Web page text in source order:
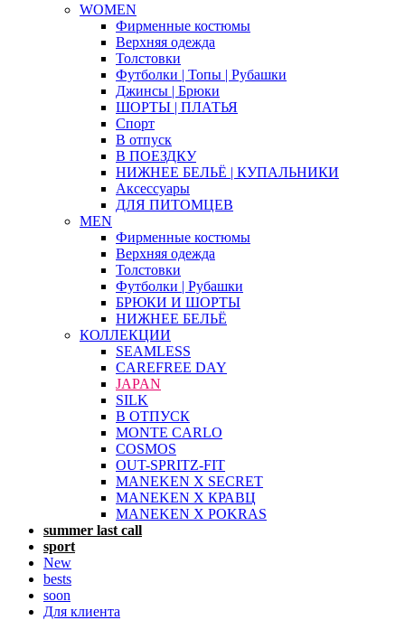
WOMEN
Фирменные костюмы
Верхняя одежда
Толстовки
Футболки | Топы | Рубашки
Джинсы | Брюки
ШОРТЫ | ПЛАТЬЯ
Спорт
В отпуск
В ПОЕЗДКУ
НИЖНЕЕ БЕЛЬЁ | КУПАЛЬНИКИ
Аксессуары
ДЛЯ ПИТОМЦЕВ
MEN
Фирменные костюмы
Верхняя одежда
Толстовки
Футболки | Рубашки
БРЮКИ И ШОРТЫ
НИЖНЕЕ БЕЛЬЁ
КОЛЛЕКЦИИ
SEAMLESS
CAREFREE DAY
JAPAN
SILK
В ОТПУСК
MONTE CARLO
COSMOS
OUT-SPRITZ-FIT
MANEKEN X SECRET
MANEKEN X КРАВЦ
MANEKEN X POKRAS
summer last call
sport
New
bests
soon
Для клиента